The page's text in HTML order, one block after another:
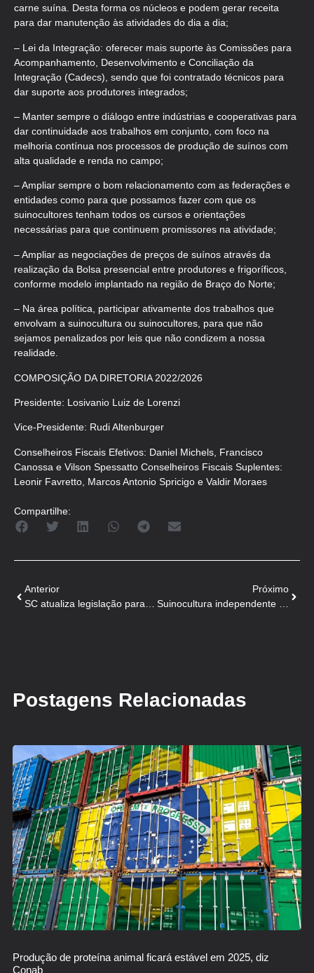
carne suína. Desta forma os núcleos e podem gerar receita
para dar manutenção às atividades do dia a dia;
– Lei da Integração: oferecer mais suporte às Comissões para
Acompanhamento, Desenvolvimento e Conciliação da
Integração (Cadecs), sendo que foi contratado técnicos para
dar suporte aos produtores integrados;
– Manter sempre o diálogo entre indústrias e cooperativas para
dar continuidade aos trabalhos em conjunto, com foco na
melhoria contínua nos processos de produção de suínos com
alta qualidade e renda no campo;
– Ampliar sempre o bom relacionamento com as federações e
entidades como para que possamos fazer com que os
suinocultores tenham todos os cursos e orientações
necessárias para que continuem promissores na atividade;
– Ampliar as negociações de preços de suínos através da
realização da Bolsa presencial entre produtores e frigoríficos,
conforme modelo implantado na região de Braço do Norte;
– Na área política, participar ativamente dos trabalhos que
envolvam a suinocultura ou suinocultores, para que não
sejamos penalizados por leis que não condizem a nossa
realidade.
COMPOSIÇÃO DA DIRETORIA 2022/2026
Presidente: Losivanio Luiz de Lorenzi
Vice-Presidente: Rudi Altenburger
Conselheiros Fiscais Efetivos: Daniel Michels, Francisco
Canossa e Vilson Spessatto Conselheiros Fiscais Suplentes:
Leonir Favretto, Marcos Antonio Spricigo e Valdir Moraes
Compartilhe:
Anterior
Próximo
Postagens Relacionadas
Produção de proteína animal ficará estável em 2025, diz
Conab